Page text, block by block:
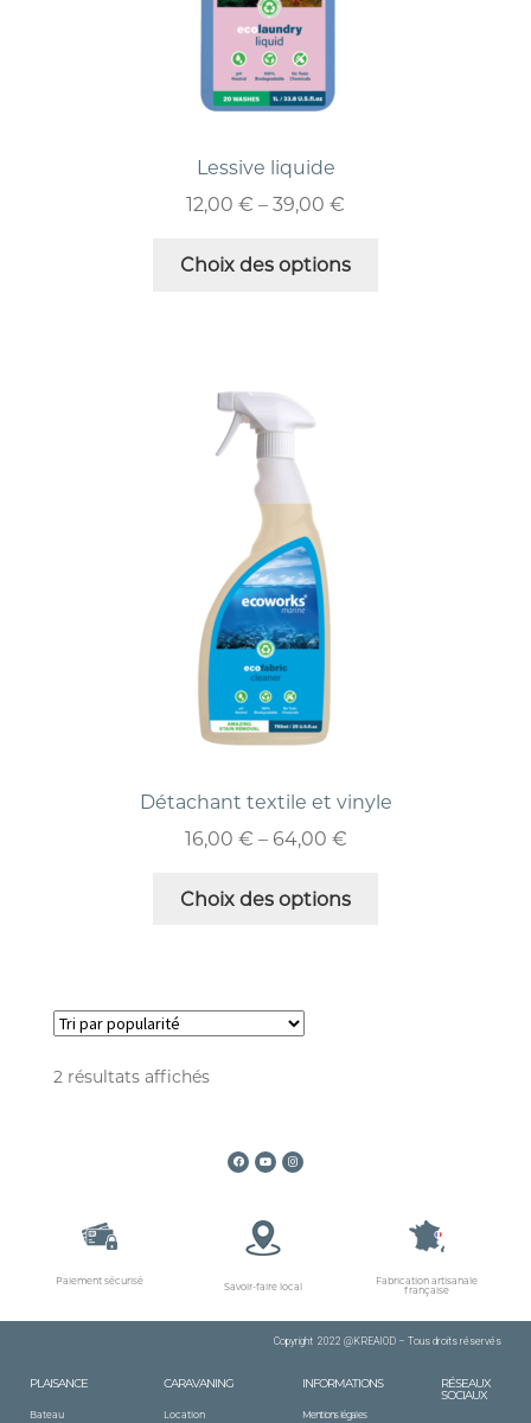
Lessive liquide
12,00 € – 39,00 €
Choix des options
Détachant textile et vinyle
16,00 € – 64,00 €
Choix des options
2 résultats affichés
Paiement sécurisé
Savoir-faire local
Fabrication artisanale
française
Copyright 2022 @KREAIOD – Tous droits réservés
PLAISANCE
Bateau
CARAVANING
Location
INFORMATIONS
Mentions légales
RÉSEAUX
SOCIAUX